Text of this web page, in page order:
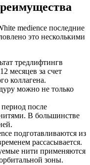
medience последние
это несколькими
тредлифтингв
месяцев за счет
коллагена.
можно не только
после
В большинстве
подготавливаются из
рассасывается.
нити применяются
зоны.